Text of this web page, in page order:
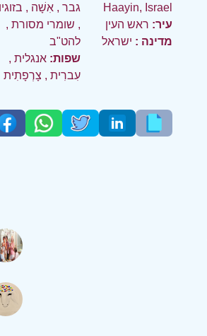
גבר , אִשָׁה ,
, שומרי מסורת ,
להט"ב
שפות: אנגלית ,
עִברִית , צָרְפָתִית
Haayin, Israel
עיר: ראש העין
מדינה : ישראל